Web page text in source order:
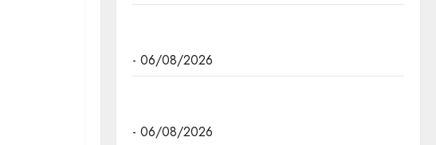
- 06/08/2026
- 06/08/2026